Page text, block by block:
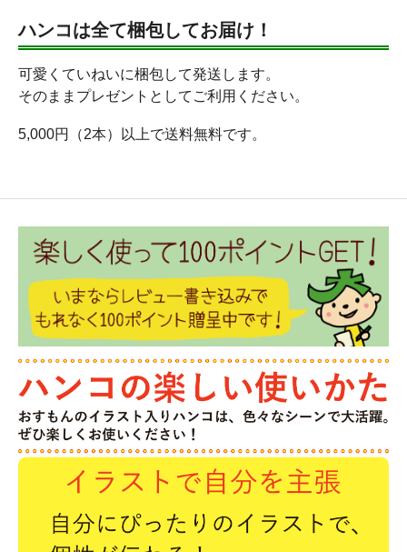
ハンコは全て梱包してお届け！
可愛くていねいに梱包して発送します。
そのままプレゼントとしてご利用ください。
5,000円（2本）以上で送料無料です。